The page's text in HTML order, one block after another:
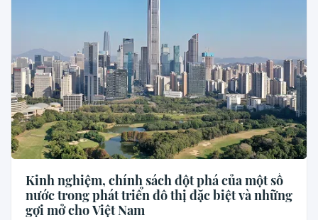
Kinh nghiệm, chính sách đột phá của một số
nước trong phát triển đô thị đặc biệt và những
gợi mở cho Việt Nam